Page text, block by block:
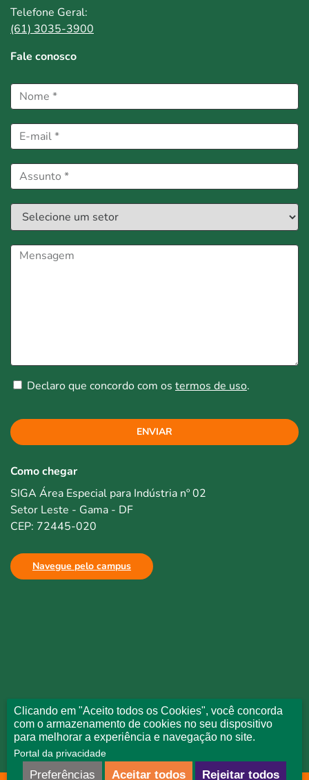
Telefone Geral:
(61) 3035-3900
Fale conosco
Declaro que concordo com os termos de uso.
ENVIAR
Como chegar
SIGA Área Especial para Indústria nº 02
Setor Leste - Gama - DF
CEP: 72445-020
Navegue pelo campus
Clicando em "Aceito todos os Cookies", você concorda
com o armazenamento de cookies no seu dispositivo
para melhorar a experiência e navegação no site.
Portal da privacidade
Preferências Aceitar todos Rejeitar todos